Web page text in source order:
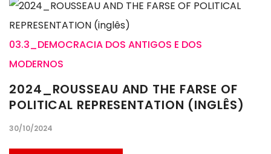
03.3_DEMOCRACIA DOS ANTIGOS E DOS
MODERNOS
2024_ROUSSEAU AND THE FARSE OF
POLITICAL REPRESENTATION (INGLÊS)
30/10/2024